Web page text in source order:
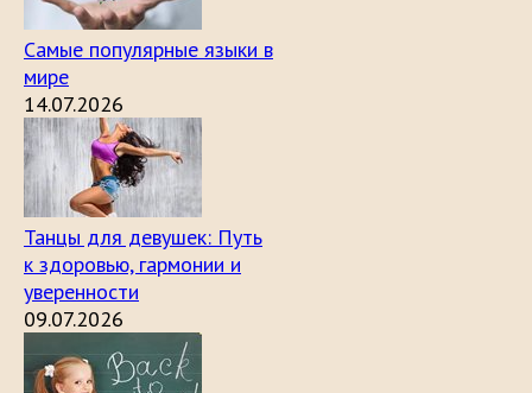
Самые популярные языки в
мире
14.07.2026
Танцы для девушек: Путь
к здоровью, гармонии и
уверенности
09.07.2026